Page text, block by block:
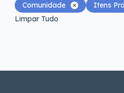
Comunidade
Itens
Limpar Tudo